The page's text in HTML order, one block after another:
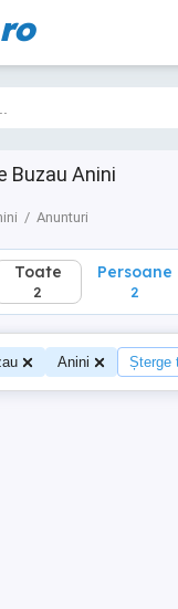
Buzau Anini
Anunturi
Toate
2
Toate
2
Persoane
2
Anini Șterge